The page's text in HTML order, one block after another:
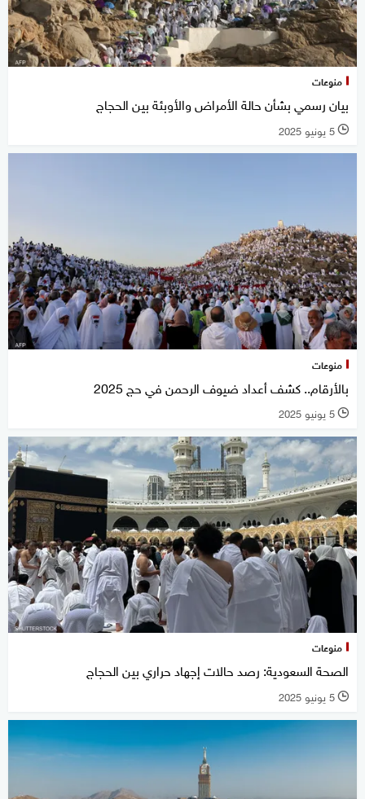
منوعات
بيان رسمي بشأن حالة الأمراض والأوبئة بين الحجاج
l 5 يونيو 2025
منوعات
بالأرقام.. كشف أعداد ضيوف الرحمن في حج 2025
l 5 يونيو 2025
منوعات
الصحة السعودية: رصد حالات إجهاد حراري بين الحجاج
l 5 يونيو 2025